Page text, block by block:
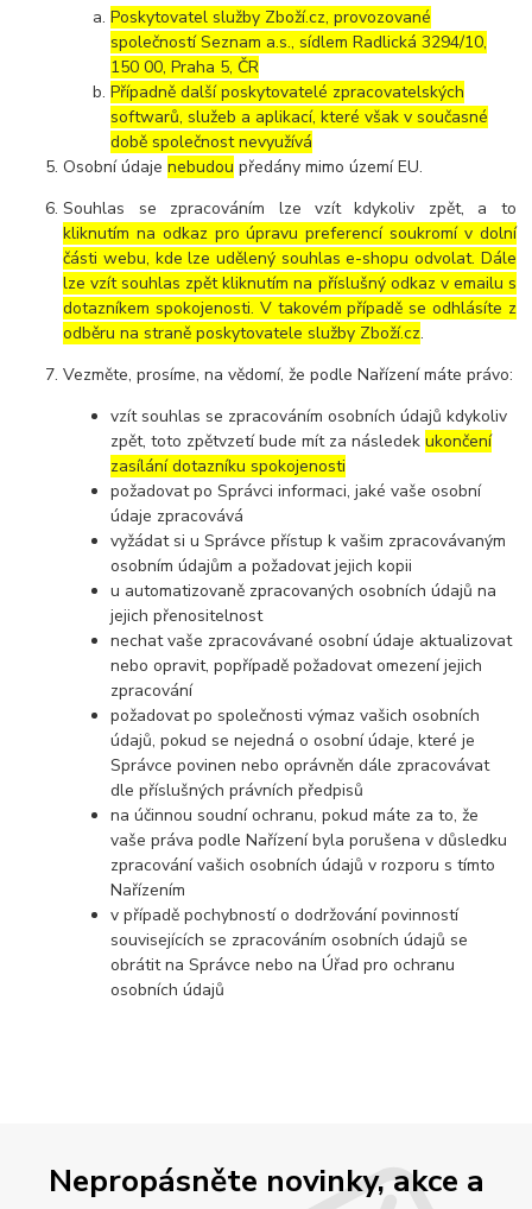
Poskytovatel služby Zboží.cz, provozované
společností Seznam a.s., sídlem Radlická 3294/10,
150 00, Praha 5, ČR
Případně další poskytovatelé zpracovatelských
softwarů, služeb a aplikací, které však v současné
době společnost nevyužívá
Osobní údajenebudou předány mimo území EU.
Souhlas se zpracováním lze vzít kdykoliv zpět, a to
kliknutím na odkaz pro úpravu preferencí soukromí v dolní
části webu, kde lze udělený souhlas e-shopu odvolat. Dále
lze vzít souhlas zpět kliknutím na příslušný odkaz v emailu s
dotazníkem spokojenosti. V takovém případě se odhlásíte z
odběru na straně poskytovatele služby Zboží.cz.
Vezměte, prosíme, na vědomí, že podle Nařízení máte právo:
vzít souhlas se zpracováním osobních údajů kdykoliv
zpět, toto zpětvzetí bude mít za následekukončení
zasílání dotazníku spokojenosti
požadovat po Správci informaci, jaké vaše osobní
údaje zpracovává
vyžádat si u Správce přístup k vašim zpracovávaným
osobním údajům a požadovat jejich kopii
u automatizovaně zpracovaných osobních údajů na
jejich přenositelnost
nechat vaše zpracovávané osobní údaje aktualizovat
nebo opravit, popřípadě požadovat omezení jejich
zpracování
požadovat po společnosti výmaz vašich osobních
údajů, pokud se nejedná o osobní údaje, které je
Správce povinen nebo oprávněn dále zpracovávat
dle příslušných právních předpisů
na účinnou soudní ochranu, pokud máte za to, že
vaše práva podle Nařízení byla porušena v důsledku
zpracování vašich osobních údajů v rozporu s tímto
Nařízením
v případě pochybností o dodržování povinností
souvisejících se zpracováním osobních údajů se
obrátit na Správce nebo na Úřad pro ochranu
osobních údajů
Nepropásněte novinky, akce a